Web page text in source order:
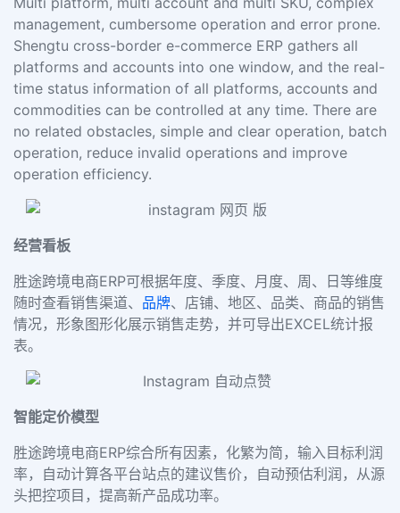
management, cumbersome operation and error prone.
Shengtu cross-border e-commerce ERP gathers all
platforms and accounts into one window, and the real-
time status information of all platforms, accounts and
commodities can be controlled at any time. There are
no related obstacles, simple and clear operation, batch
operation, reduce invalid operations and improve
operation efficiency.
经营看板
胜途跨境电商ERP可根据年度、季度、月度、周、日等维度
随时查看销售渠道、 品牌、店铺、地区、品类、商品的销售
情况，形象图形化展示销售走势，并可导出EXCEL统计报
表。
智能定价模型
胜途跨境电商ERP综合所有因素，化繁为简，输入目标利润
率，自动计算各平台站点的建议售价，自动预估利润，从源
头把控项目，提高新产品成功率。